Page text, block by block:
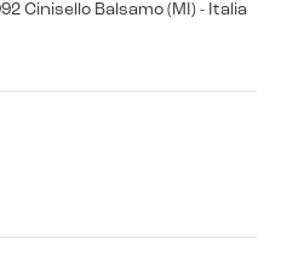
Cinisello Balsamo (MI) - Italia